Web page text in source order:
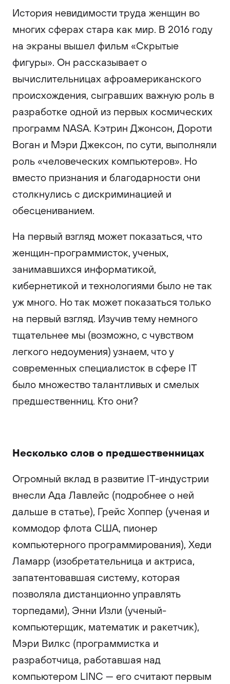
История невидимости труда женщин во
многих сферах стара как мир. В 2016 году
на экраны вышел фильм «Скрытые
фигуры». Он рассказывает о
вычислительницах афроамериканского
происхождения, сыгравших важную роль в
разработке одной из первых космических
программ NASA. Кэтрин Джонсон, Дороти
Воган и Мэри Джексон, по сути, выполняли
роль «человеческих компьютеров». Но
вместо признания и благодарности они
столкнулись с дискриминацией и
обесцениванием.
На первый взгляд может показаться, что
женщин-программисток, ученых,
занимавшихся информатикой,
кибернетикой и технологиями было не так
уж много. Но так может показаться только
на первый взгляд. Изучив тему немного
тщательнее мы (возможно, с чувством
легкого недоумения) узнаем, что у
современных специалисток в сфере IT
было множество талантливых и смелых
предшественниц. Кто они?
Несколько слов о предшественницах
Огромный вклад в развитие IT-индустрии
внесли Ада Лавлейс (подробнее о ней
дальше в статье), Грейс Хоппер (ученая и
коммодор флота США, пионер
компьютерного программирования), Хеди
Ламарр (изобретательница и актриса,
запатентовавшая систему, которая
позволяла дистанционно управлять
торпедами), Энни Изли (ученый-
компьютерщик, математик и ракетчик),
Мэри Вилкс (программистка и
разработчица, работавшая над
компьютером LINC — его считают первым